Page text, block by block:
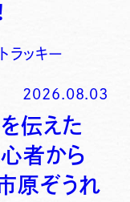
トラッキー
2026.08.03
伝えた
者から
原ぞうれ